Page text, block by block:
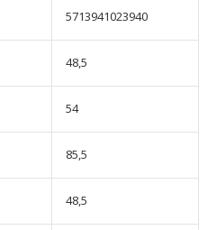
5713941023940
48,5
54
85,5
48,5